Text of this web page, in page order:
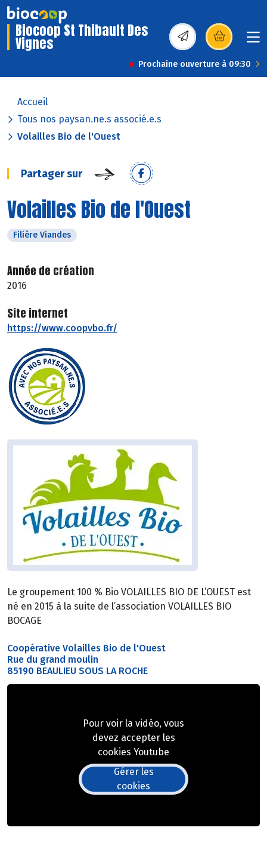
Biocoop St Thibault Des
Vignes (s’ouvre dans une
Prochaine ouverture à 09:30
Accueil
Tous nos paysan.ne.s associé.e.s
Volailles Bio de l'Ouest
Partager sur
Volailles Bio de l'Ouest
Filière Viandes
Année de création
2016
Site internet
https://www.coopvbo.fr/
Le groupement 100 % Bio VOLAILLES BIO DE L’OUEST est
né en 2015 à la suite de l’association VOLAILLES BIO
BOCAGE
Coopérative Volailles Bio de l'Ouest
Rue du grand moulin
85190 BEAULIEU SOUS LA ROCHE
Pour voir la vidéo, vous
devez accepter les
cookies Youtube
Gérer les
cookies